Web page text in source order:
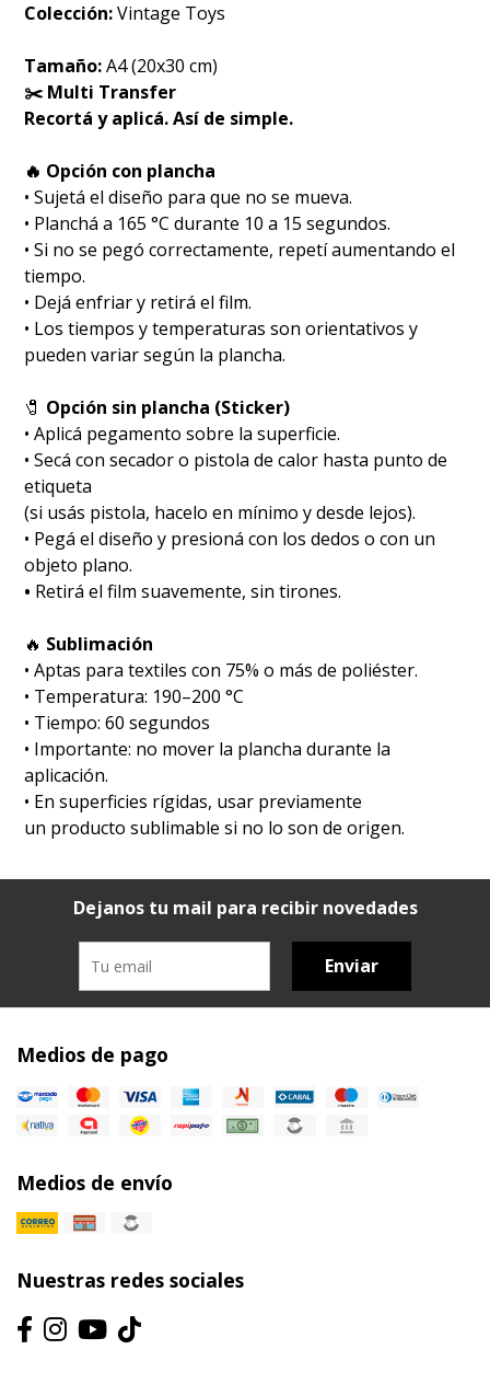
Colección:Vintage Toys
Tamaño:A4 (20x30 cm)
✂️ Multi Transfer
Recortá y aplicá. Así de simple.
🔥 Opción con plancha
• Sujetá el diseño para que no se mueva.
• Planchá a 165 °C durante 10 a 15 segundos.
• Si no se pegó correctamente, repetí aumentando el
tiempo.
• Dejá enfriar y retirá el film.
• Los tiempos y temperaturas son orientativos y
pueden variar según la plancha.
🧷 Opción sin plancha (Sticker)
• Aplicá pegamento sobre la superficie.
• Secá con secador o pistola de calor hasta punto de
etiqueta
(si usás pistola, hacelo en mínimo y desde lejos).
• Pegá el diseño y presioná con los dedos o con un
objeto plano.
• Retirá el film suavemente, sin tirones.
🔥 Sublimación
•⁠ ⁠Aptas para textiles con 75% o más de poliéster.
•⁠ ⁠Temperatura: 190–200 °C
•⁠ ⁠Tiempo: 60 segundos
•⁠ ⁠Importante: no mover la plancha durante la
aplicación.
•⁠ ⁠En superficies rígidas, usar previamente
un producto sublimable si no lo son de origen.
Dejanos tu mail para recibir novedades
Enviar
Medios de pago
Medios de envío
Nuestras redes sociales